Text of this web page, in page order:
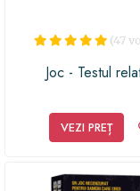
(47
Joc - Testul
VEZI PREȚ